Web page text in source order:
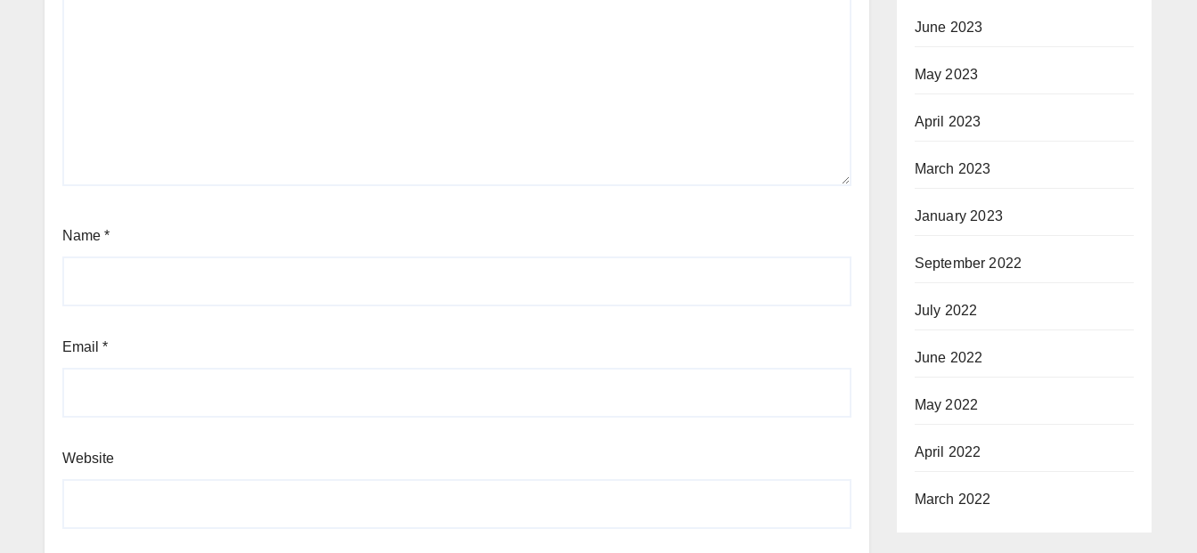
Name *
Email *
Website
June 2023
May 2023
April 2023
March 2023
January 2023
September 2022
July 2022
June 2022
May 2022
April 2022
March 2022